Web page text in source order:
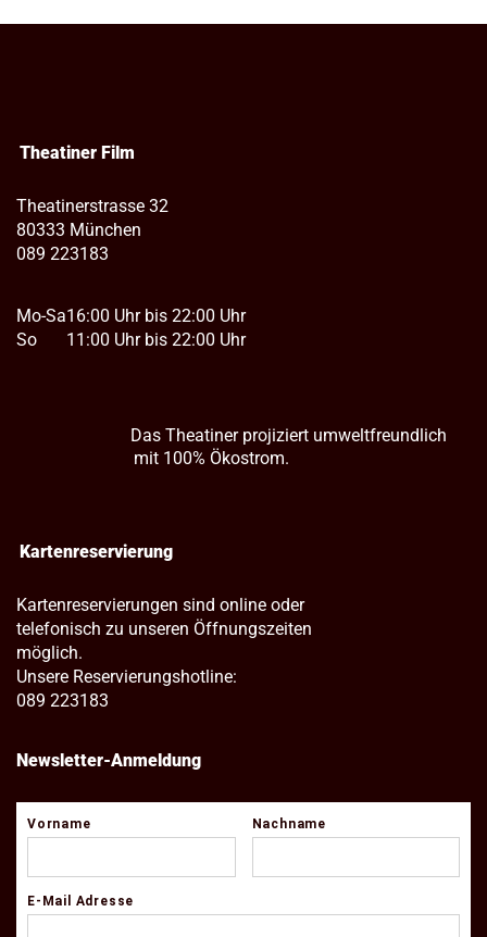
Theatiner Film
Theatinerstrasse 32
80333 München
089 223183
Mo-Sa
So
16:00 Uhr bis 22:00 Uhr
11:00 Uhr bis 22:00 Uhr
Das Theatiner projiziert umweltfreundlich
mit 100% Ökostrom.
Kartenreservierung
Kartenreservierungen sind online oder
telefonisch zu unseren Öffnungszeiten
möglich.
Unsere Reservierungshotline:
089 223183
Newsletter-Anmeldung